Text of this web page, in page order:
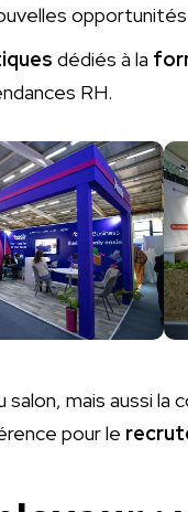
opportunités
dédiés à la
RH.
mais aussi la
pour le